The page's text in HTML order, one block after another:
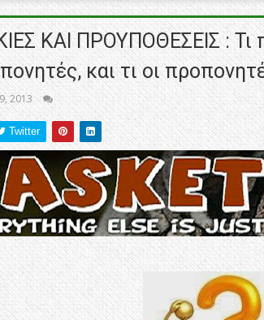
ΚΑΙ ΠΡΟΥΠΟΘΕΣΕΙΣ : Τι
και τι οι
2013
Twitter